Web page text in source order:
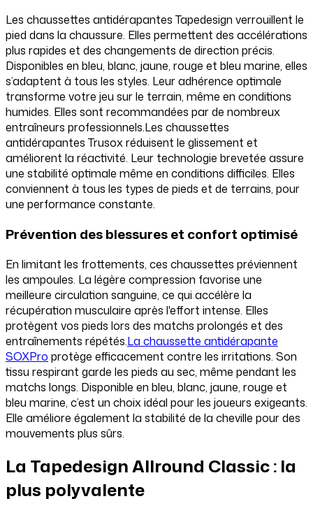
Les chaussettes antidérapantes Tapedesign verrouillent le
pied dans la chaussure. Elles permettent des accélérations
plus rapides et des changements de direction précis.
Disponibles en bleu, blanc, jaune, rouge et bleu marine, elles
s’adaptent à tous les styles. Leur adhérence optimale
transforme votre jeu sur le terrain, même en conditions
humides. Elles sont recommandées par de nombreux
entraîneurs professionnels.Les chaussettes
antidérapantes Trusox réduisent le glissement et
améliorent la réactivité. Leur technologie brevetée assure
une stabilité optimale même en conditions difficiles. Elles
conviennent à tous les types de pieds et de terrains, pour
une performance constante.
Prévention des blessures et confort optimisé
En limitant les frottements, ces chaussettes préviennent
les ampoules. La légère compression favorise une
meilleure circulation sanguine, ce qui accélère la
récupération musculaire après l'effort intense. Elles
protègent vos pieds lors des matchs prolongés et des
entraînements répétés.La chaussette antidérapante
SOXPro protège efficacement contre les irritations. Son
tissu respirant garde les pieds au sec, même pendant les
matchs longs. Disponible en bleu, blanc, jaune, rouge et
bleu marine, c’est un choix idéal pour les joueurs exigeants.
Elle améliore également la stabilité de la cheville pour des
mouvements plus sûrs.
La Tapedesign Allround Classic : la
plus polyvalente